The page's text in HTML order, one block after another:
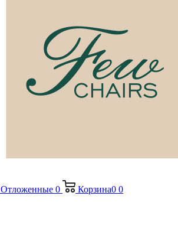
Отложенные 0 Корзина0 0